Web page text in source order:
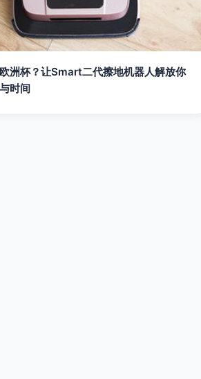
洲杯？让Smart二代擦地机器人解放你
时间